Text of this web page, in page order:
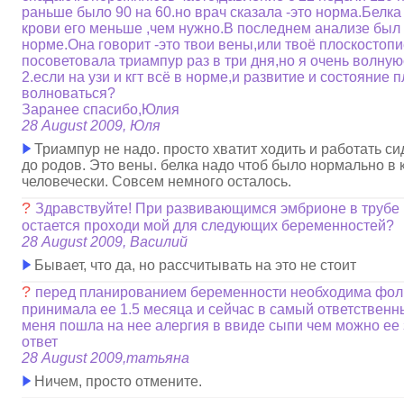
раньше было 90 на 60.но врач сказала -это
крови его меньше ,чем нужно.В последнем анализе был
норме.Она говорит -это твои вены,или твоё
посоветовала триампур раз в три дня,но я очень
2.если на узи и кгт всё в норме,и развитие и состояние
волноваться?
Заранее спасибо,Юлия
28 August 2009, Юля
Триампур не надо. просто хватит ходить и работать
до родов. Это вены. белка надо чтоб было нормально в
человечески. Совсем немного осталось.
? Здравствуйте! При развивающимся эмбрионе в трубе
остается проходи мой для следующих беременностей?
28 August 2009, Василий
Бывает, что да, но рассчитывать на это не стоит
? перед планированием беременности необходима
принимала ее 1.5 месяца и сейчас в самый
меня пошла на нее алергия в ввиде сыпи чем можно ее
ответ
28 August 2009,татьяна
Ничем, просто отмените.